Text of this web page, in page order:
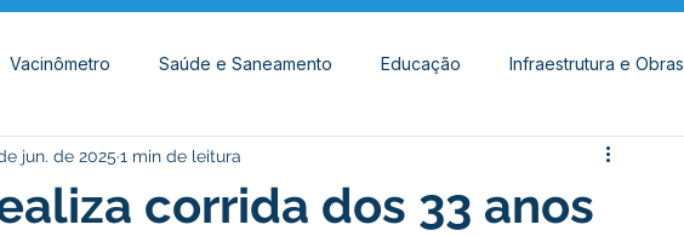
Vacinômetro Saúde e Saneamento Educação Infraestrutura e Obras
Social Desporto Cultura e Lazer
corrida dos 33 anos
jun. de 2025 1 min de leitura